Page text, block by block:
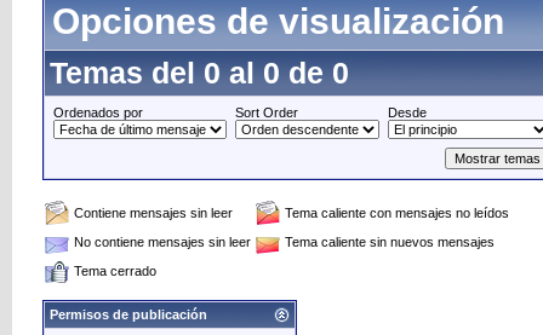
Opciones de visualización
Temas del 0 al 0 de 0
Ordenados por Sort Order Desde
Contiene mensajes sin leer
Tema caliente con mensajes no leídos
No contiene mensajes sin leer
Tema caliente sin nuevos mensajes
Tema cerrado
Permisos de publicación